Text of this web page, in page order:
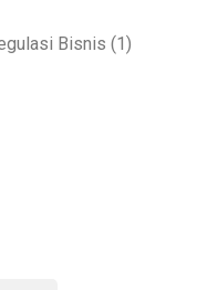
Bisnis (1)